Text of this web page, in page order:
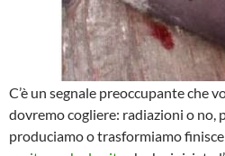
C’è un segnale preoccupante che
dovremo cogliere: radiazioni o no,
produciamo o trasformiamo